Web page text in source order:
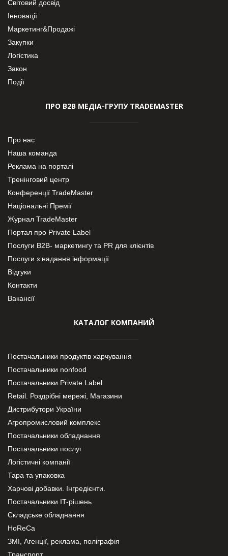
Світовий досвід
Інновації
Маркетинг&Продажі
Закупки
Логістика
Закон
Події
ПРО В2В МЕДІА-ГРУПУ TRADEMASTER
Про нас
Наша команда
Реклама на порталі
Тренінговий центр
Конференції TradeMaster
Національні Премії
Журнал TradeMaster
Портал про Private Label
Послуги В2В- маркетингу та PR для клієнтів
Послуги з надання інформації
Відгуки
Контакти
Вакансії
КАТАЛОГ КОМПАНИЙ
Постачальники продуктів харчування
Постачальники nonfood
Постачальники Private Label
Retail. Роздрібні мережі, Магазини
Дистрибутори України
Агропромисловий комплекс
Постачальники обладнання
Постачальники послуг
Логістичні компанії
Тара та упаковка
Харчові добавки. Інгредієнти.
Постачальники IT-рішень
Складське обладнання
HoReCa
ЗМІ, Агенції, реклама, поліграфія
Транспорт